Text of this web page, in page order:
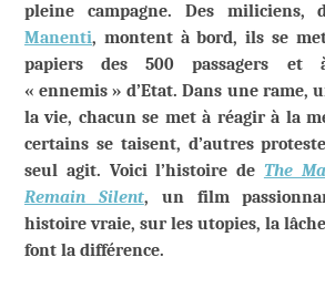
pleine campagne. Des miliciens,
Manenti, montent à bord, ils se
papiers des 500 passagers et
« ennemis » d’Etat. Dans une rame,
la vie, chacun se met à réagir à la
certains se taisent, d’autres
seul agit. Voici l’histoire de The
Remain Silent, un film
histoire vraie, sur les utopies, la
font la différence.